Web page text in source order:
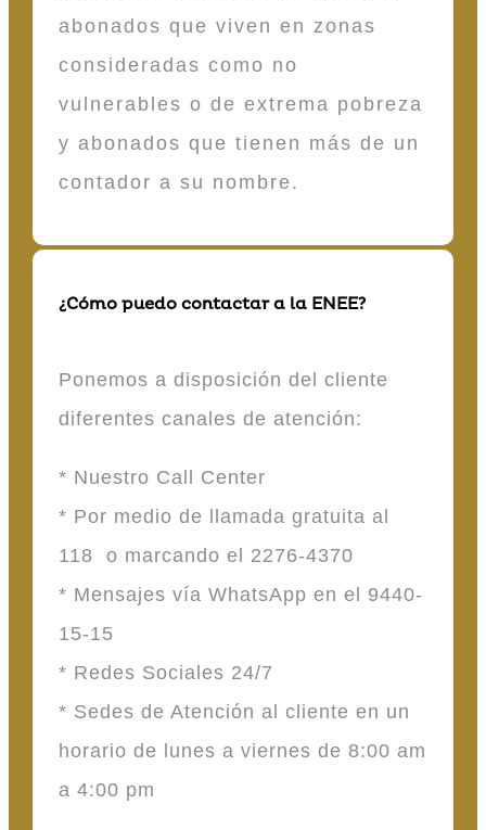
abonados que viven en zonas
consideradas como no
vulnerables o de extrema pobreza
y abonados que tienen más de un
contador a su nombre.
¿Cómo puedo contactar a la ENEE?
Ponemos a disposición del cliente
diferentes canales de atención:
* Nuestro Call Center
* Por medio de llamada gratuita al
118 o marcando el 2276-4370
* Mensajes vía WhatsApp en el 9440-
15-15
* Redes Sociales 24/7
* Sedes de Atención al cliente en un
horario de lunes a viernes de 8:00 am
a 4:00 pm